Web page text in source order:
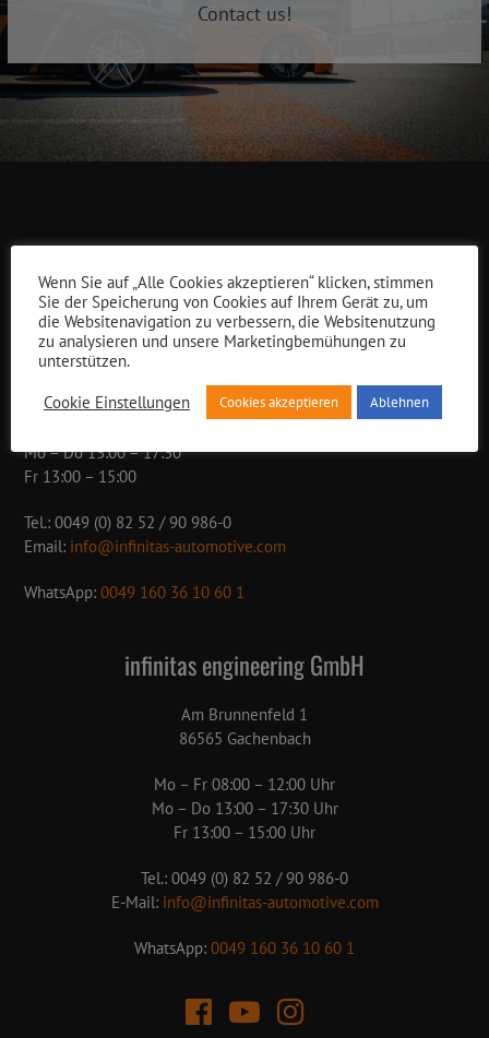
Contact us!
infinitas engineering GmbH
Am Brunnenfeld 1
Mo – Do 13:00 – 17:30
Fr 13:00 – 15:00
Tel.: 0049 (0) 82 52 / 90 986-0
Email: info@infinitas-automotive.com
WhatsApp:0049 160 36 10 60 1
infinitas engineering GmbH
Am Brunnenfeld 1
86565 Gachenbach
Mo – Fr 08:00 – 12:00 Uhr
Mo – Do 13:00 – 17:30 Uhr
Fr 13:00 – 15:00 Uhr
Tel.: 0049 (0) 82 52 / 90 986-0
E-Mail: info@infinitas-automotive.com
WhatsApp: 0049 160 36 10 60 1
Wenn Sie auf „Alle Cookies akzeptieren“ klicken, stimmen
Sie der Speicherung von Cookies auf Ihrem Gerät zu, um
die Websitenavigation zu verbessern, die Websitenutzung
zu analysieren und unsere Marketingbemühungen zu
unterstützen.
Cookie Einstellungen
Cookies akzeptieren Ablehnen